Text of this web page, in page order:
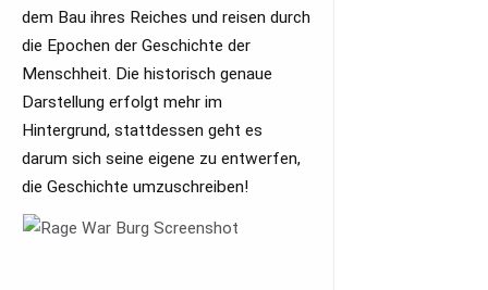
dem Bau ihres Reiches und reisen durch
die Epochen der Geschichte der
Menschheit. Die historisch genaue
Darstellung erfolgt mehr im
Hintergrund, stattdessen geht es
darum sich seine eigene zu entwerfen,
die Geschichte umzuschreiben!